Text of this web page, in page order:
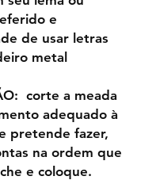
e
de usar letras
metal
corte a meada
adequado à
pretende fazer,
na ordem que
e coloque.